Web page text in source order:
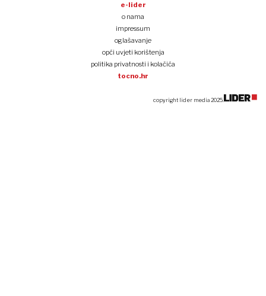
e-lider
o nama
impressum
oglašavanje
opći uvjeti korištenja
politika privatnosti i kolačića
tocno.hr
copyright lider media 2025.